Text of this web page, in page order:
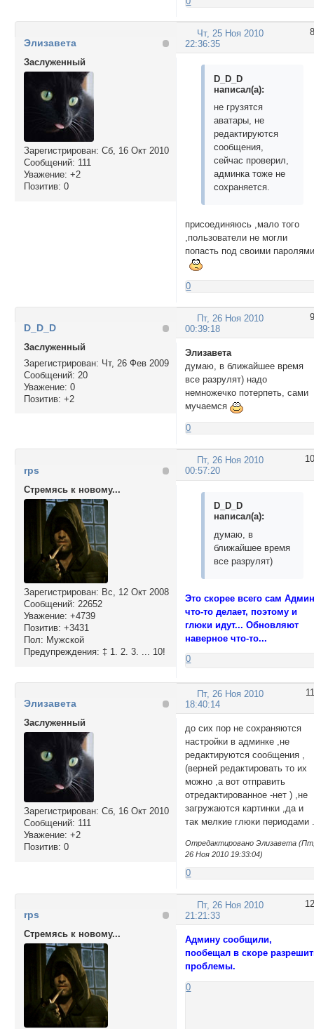
8
Чт, 25 Ноя 2010
22:36:35
Элизавета
Заслуженный
Зарегистрирован: Сб, 16 Окт 2010
Сообщений: 111
Уважение: +2
Позитив: 0
D_D_D
написал(а):
не грузятся
аватары, не
редактируются
сообщения,
сейчас проверил,
админка тоже не
сохраняется.
присоединяюсь ,мало того
,пользователи не могли
попасть под своими
0
9
Пт, 26 Ноя 2010
00:39:18
D_D_D
Заслуженный
Зарегистрирован: Чт, 26 Фев 2009
Сообщений: 20
Уважение: 0
Позитив: +2
Элизавета
думаю, в ближайшее время
все разрулят) надо
немножечко потерпеть, сами
мучаемся
0
10
Пт, 26 Ноя 2010
00:57:20
rps
Стремясь к новому...
Зарегистрирован: Вс, 12 Окт 2008
Сообщений: 22652
Уважение: +4739
Позитив: +3431
Пол: Мужской
Предупреждения: ‡ 1. 2. 3. ... 10!
D_D_D
написал(а):
думаю, в
ближайшее время
все разрулят)
Это скорее всего сам
что-то делает, поэтому и
глюки идут... Обновляют
наверное что-то...
0
11
Пт, 26 Ноя 2010
18:40:14
Элизавета
Заслуженный
Зарегистрирован: Сб, 16 Окт 2010
Сообщений: 111
Уважение: +2
Позитив: 0
до сих пор не сохраняются
настройки в админке ,не
редактируются сообщения ,
(верней редактировать то их
можно ,а вот отправить
отредактированное -нет ) ,не
загружаются картинки ,да и
так мелкие глюки периодами
Отредактировано Элизавета
26 Ноя 2010 19:33:04)
0
12
Пт, 26 Ноя 2010
21:21:33
rps
Стремясь к новому...
Админу сообщили,
пообещал в скоре
проблемы.
0